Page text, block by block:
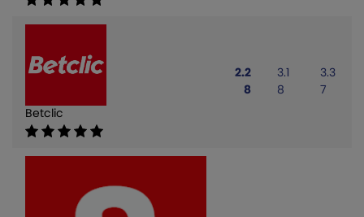
Betclic
2.2
8
3.1
8
3.3
7